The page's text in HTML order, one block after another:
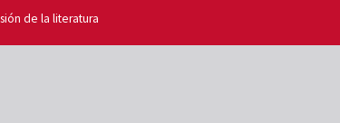
de la literatura